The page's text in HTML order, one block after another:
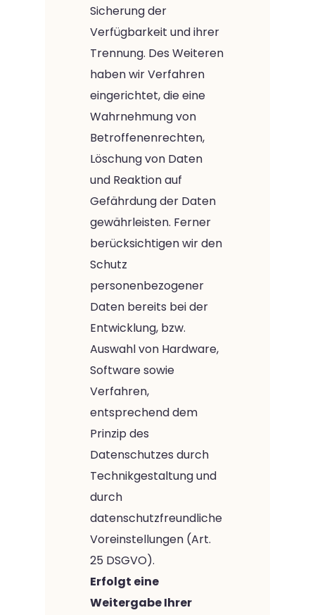
Sicherung der
Verfügbarkeit und ihrer
Trennung. Des Weiteren
haben wir Verfahren
eingerichtet, die eine
Wahrnehmung von
Betroffenenrechten,
Löschung von Daten
und Reaktion auf
Gefährdung der Daten
gewährleisten. Ferner
berücksichtigen wir den
Schutz
personenbezogener
Daten bereits bei der
Entwicklung, bzw.
Auswahl von Hardware,
Software sowie
Verfahren,
entsprechend dem
Prinzip des
Datenschutzes durch
Technikgestaltung und
durch
datenschutzfreundliche
Voreinstellungen (Art.
25 DSGVO).
Erfolgt eine
Weitergabe Ihrer